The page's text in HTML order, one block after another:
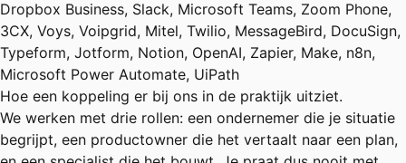
Dropbox Business, Slack, Microsoft Teams, Zoom Phone,
3CX, Voys, Voipgrid, Mitel, Twilio, MessageBird, DocuSign,
Typeform, Jotform, Notion, OpenAI, Zapier, Make, n8n,
Microsoft Power Automate, UiPath
Hoe een koppeling er bij ons in de praktijk uitziet.
We werken met drie rollen: een ondernemer die je situatie
begrijpt, een productowner die het vertaalt naar een plan,